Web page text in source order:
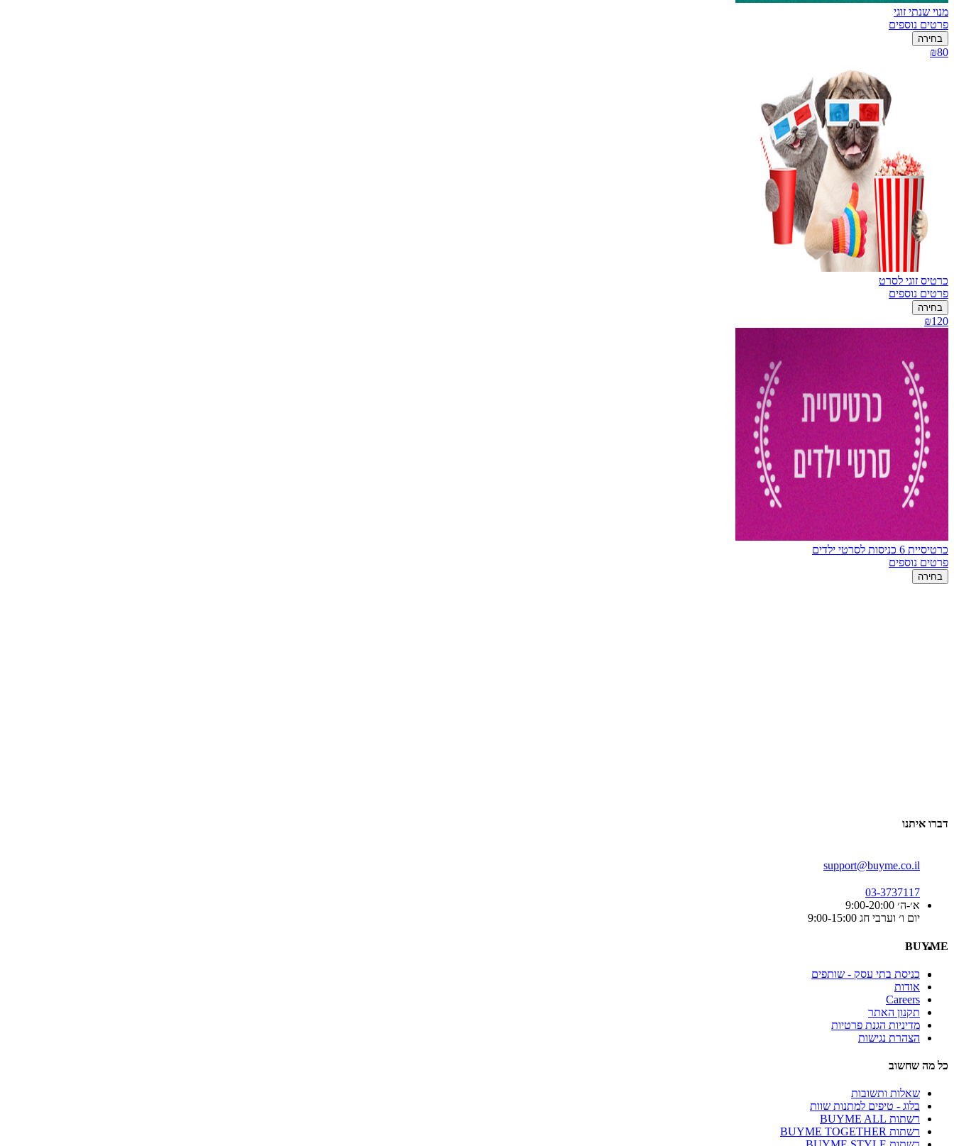
מנוי שנתי זוגי
פרטים נוספים
בחירה
₪80
כרטיס זוגי לסרט
פרטים נוספים
בחירה
₪120
כרטיסיית 6 כניסות לסרטי ילדים
פרטים נוספים
בחירה
דברו איתנו
support@buyme.co.il
03-3737117
א׳-ה׳ 9:00-20:00
יום ו׳ וערבי חג 9:00-15:00
BUYME
כניסת בתי עסק - שותפים
אודות
Careers
תקנון האתר
מדיניות הגנת פרטיות
הצהרת נגישות
כל מה שחשוב
שאלות ותשובות
בלוג - טיפים למתנות שוות
רשתות BUYME ALL
רשתות BUYME TOGETHER